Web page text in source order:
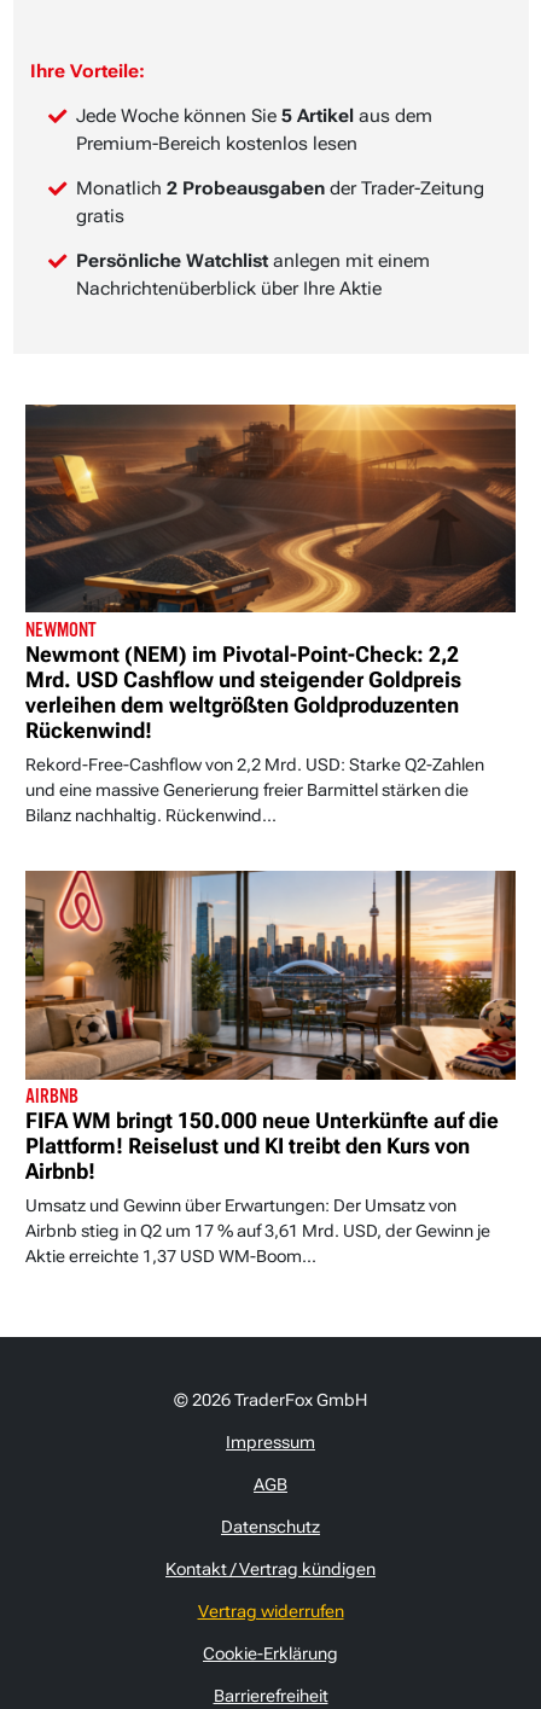
Ihre Vorteile:
Jede Woche können Sie 5 Artikel aus dem
Premium-Bereich kostenlos lesen
Monatlich 2 Probeausgaben der Trader-Zeitung
gratis
Persönliche Watchlist anlegen mit einem
Nachrichtenüberblick über Ihre Aktie
NEWMONT
Newmont (NEM) im Pivotal-Point-Check: 2,2
Mrd. USD Cashflow und steigender Goldpreis
verleihen dem weltgrößten Goldproduzenten
Rückenwind!
Rekord-Free-Cashflow von 2,2 Mrd. USD: Starke Q2-Zahlen
und eine massive Generierung freier Barmittel stärken die
Bilanz nachhaltig. Rückenwind...
AIRBNB
FIFA WM bringt 150.000 neue Unterkünfte auf die
Plattform! Reiselust und KI treibt den Kurs von
Airbnb!
Umsatz und Gewinn über Erwartungen: Der Umsatz von
Airbnb stieg in Q2 um 17 % auf 3,61 Mrd. USD, der Gewinn je
Aktie erreichte 1,37 USD WM-Boom...
© 2026 TraderFox GmbH
Impressum
AGB
Datenschutz
Kontakt / Vertrag kündigen
Vertrag widerrufen
Cookie-Erklärung
Barrierefreiheit